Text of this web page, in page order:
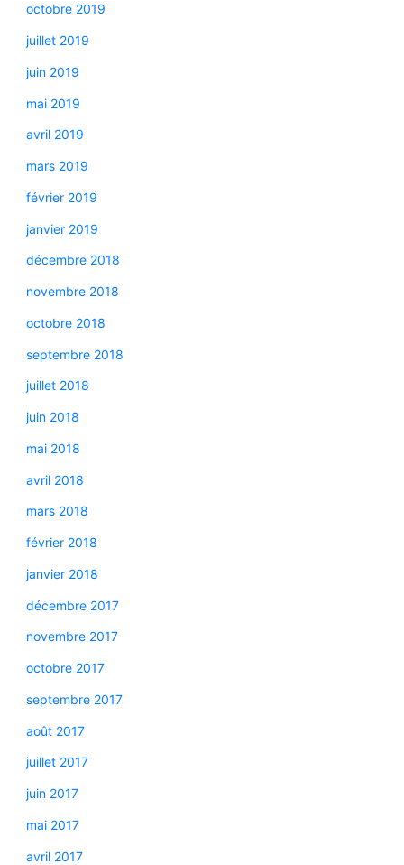
octobre 2019
juillet 2019
juin 2019
mai 2019
avril 2019
mars 2019
février 2019
janvier 2019
décembre 2018
novembre 2018
octobre 2018
septembre 2018
juillet 2018
juin 2018
mai 2018
avril 2018
mars 2018
février 2018
janvier 2018
décembre 2017
novembre 2017
octobre 2017
septembre 2017
août 2017
juillet 2017
juin 2017
mai 2017
avril 2017